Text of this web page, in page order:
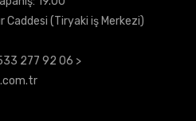
Caddesi (Tiryaki iş Merkezi)
277 92 06 >